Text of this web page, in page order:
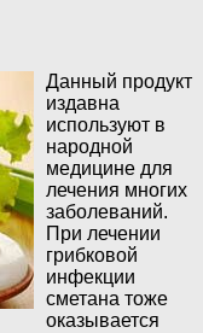
Данный продукт
издавна
используют в
народной
медицине для
лечения многих
заболеваний.
При лечении
грибковой
инфекции
сметана тоже
оказывается